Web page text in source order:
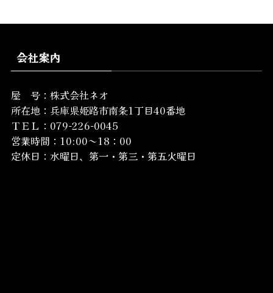
会社案内
屋 号：株式会社ネオ
所在地： 兵庫県姫路市南条1丁目40番地
ＴＥＬ：079-226-0045
営業時間：10:00～18：00
定休日：水曜日、第一・第三・第五火曜日